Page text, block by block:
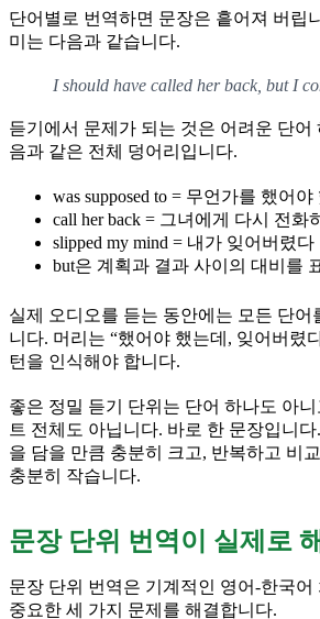
단어별로 번역하면 문장은 흩어져 버립
미는 다음과 같습니다.
I should have called her back, but I
듣기에서 문제가 되는 것은 어려운 단어
음과 같은 전체 덩어리입니다.
was supposed to = 무언가를 했어야
call her back = 그녀에게 다시 전화
slipped my mind = 내가 잊어버렸다
but은 계획과 결과 사이의 대비를
실제 오디오를 듣는 동안에는 모든 단어
니다. 머리는 “했어야 했는데, 잊어버렸
턴을 인식해야 합니다.
좋은 정밀 듣기 단위는 단어 하나도 아
트 전체도 아닙니다. 바로 한 문장입니
을 담을 만큼 충분히 크고, 반복하고 비
충분히 작습니다.
문장 단위 번역이 실제로
문장 단위 번역은 기계적인 영어-한국어
중요한 세 가지 문제를 해결합니다.